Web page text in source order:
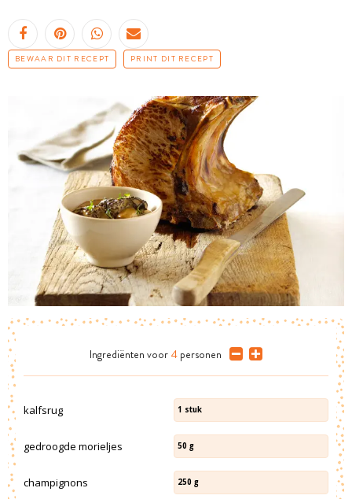
BEWAAR DIT RECEPT PRINT DIT RECEPT
Ingrediënten voor 4 personen
kalfsrug 1 stuk
gedroogde morieljes 50 g
champignons 250 g